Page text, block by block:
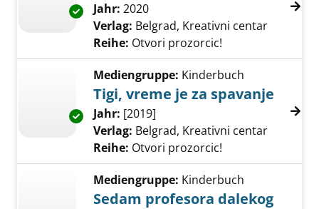
Exemplar-Details von Sta je gore, a sta dole
Suche nach diesem Verfasser
Jahr: 2020
Verlag: Belgrad, Kreativni centar
Reihe: Otvori prozorcic!
Exemplar-Details von Tigi, vreme je za
Mediengruppe: Kinderbuch
Tigi, vreme je za spavanje
Suche nach diesem Verfasser
Jahr: [2019]
Verlag: Belgrad, Kreativni centar
Reihe: Otvori prozorcic!
Mediengruppe: Kinderbuch
Sedam profesora dalekog